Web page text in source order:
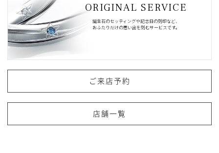
ORIGINAL SERVICE
誕生石のセッティングや記念日の刻印など、
おふたりだけの思い出を刻むサービスです。
ご来店予約
店舗一覧